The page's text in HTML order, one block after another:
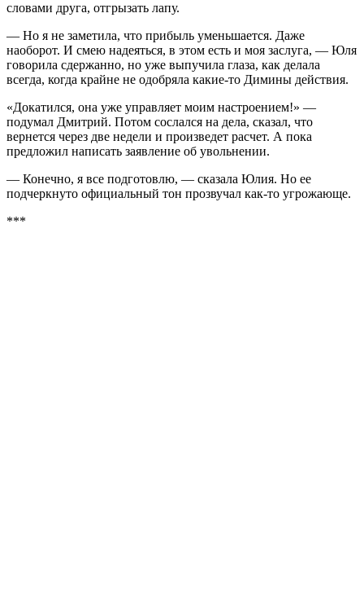
словами друга, отгрызать лапу.
— Но я не заметила, что прибыль уменьшается. Даже
наоборот. И смею надеяться, в этом есть и моя заслуга, — Юля
говорила сдержанно, но уже выпучила глаза, как делала
всегда, когда крайне не одобряла какие-то Димины действия.
«Докатился, она уже управляет моим настроением!» —
подумал Дмитрий. Потом сослался на дела, сказал, что
вернется через две недели и произведет расчет. А пока
предложил написать заявление об увольнении.
— Конечно, я все подготовлю, — сказала Юлия. Но ее
подчеркнуто официальный тон прозвучал как-то угрожающе.
***